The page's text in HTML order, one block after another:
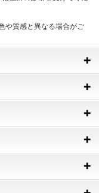
や質感と異なる場合がご